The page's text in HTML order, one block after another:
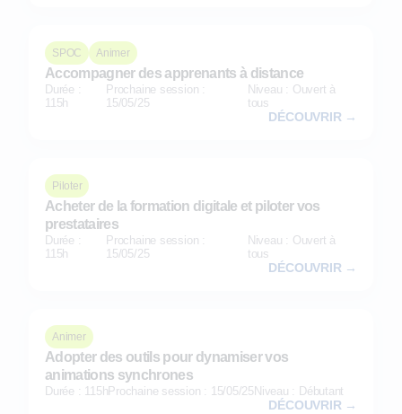
SPOC Animer
Accompagner des apprenants à distance
Durée :
115h
Prochaine session :
15/05/25
Niveau : Ouvert à
tous
DÉCOUVRIR →
Piloter
Acheter de la formation digitale et piloter vos
prestataires
Durée :
115h
Prochaine session :
15/05/25
Niveau : Ouvert à
tous
DÉCOUVRIR →
Animer
Adopter des outils pour dynamiser vos
animations synchrones
Durée : 115h Prochaine session : 15/05/25 Niveau : Débutant
DÉCOUVRIR →